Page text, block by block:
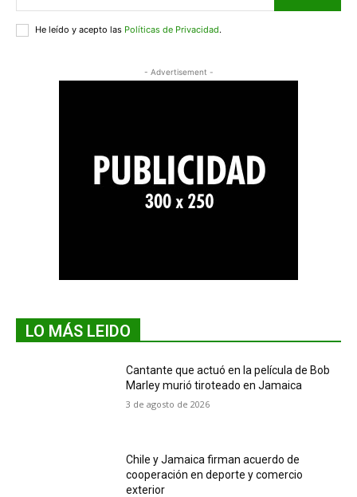
He leído y acepto las Políticas de Privacidad.
- Advertisement -
LO MÁS LEIDO
Cantante que actuó en la película de Bob
Marley murió tiroteado en Jamaica
3 de agosto de 2026
Chile y Jamaica firman acuerdo de
cooperación en deporte y comercio
exterior